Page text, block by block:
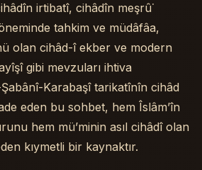
irtibatî, cihâdîn meşrû˙
tahkim ve müdâfâa,
olan cihâd-î ekber ve modern
gibi mevzuları ihtiva
Karabaşî tarikatînîn cihâd
eden bu sohbet, hem Îslâm’în
hem mü’minin asıl cihâdî olan
kıymetli bir kaynaktır.